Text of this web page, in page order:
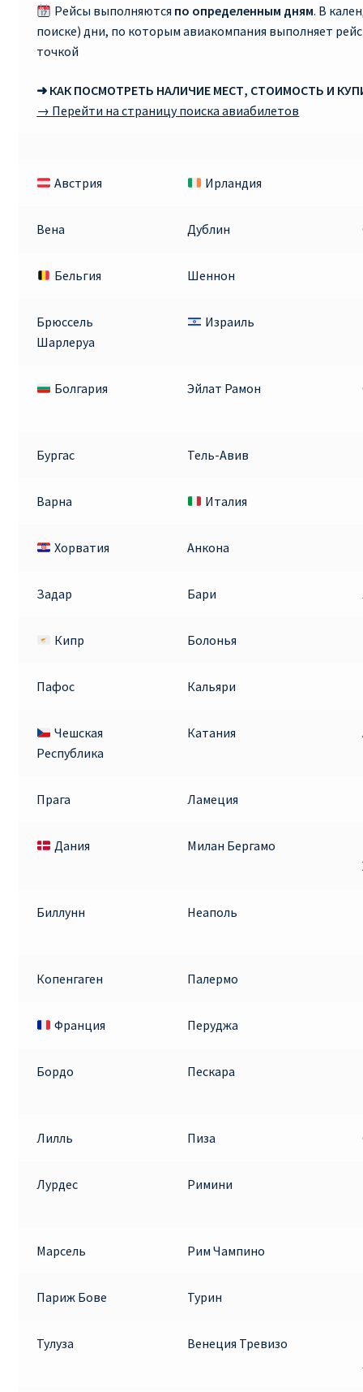
Рейсы выполняются по определенным дням. В
поиске) дни, по которым авиакомпания выполняет
точкой
➜ КАК ПОСМОТРЕТЬ НАЛИЧИЕ МЕСТ, СТОИМОСТЬ И
→ Перейти на страницу поиска авиабилетов
Австрия Ирландия
Вена Дублин
Бельгия Шеннон
Брюссель
Шарлеруа
Израиль
Болгария Эйлат Рамон
Бургас Тель-Авив
Варна Италия
Хорватия Анкона
Задар Бари
Кипр Болонья
Пафос Кальяри
Чешская
Республика
Катания
Прага Ламеция
Дания Милан Бергамо
Биллунн Неаполь
Копенгаген Палермо
Франция Перуджа
Бордо Пескара
Лилль Пиза
Лурдес Римини
Марсель Рим Чампино
Париж Бове Турин
Тулуза Венеция Тревизо